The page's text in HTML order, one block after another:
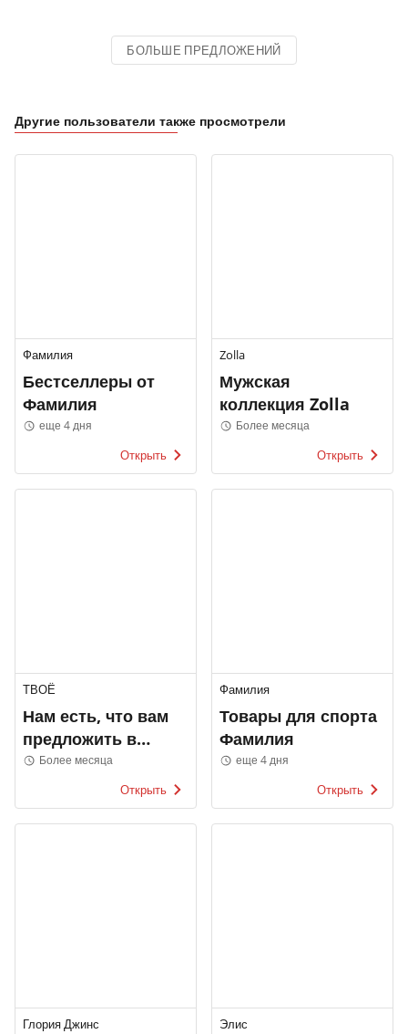
БОЛЬШЕ ПРЕДЛОЖЕНИЙ
Другие пользователи также просмотрели
Фамилия
Бестселлеры от
Фамилия
еще 4 дня
Открыть
Zolla
Мужская
коллекция Zolla
Более месяца
Открыть
ТВОЁ
Нам есть, что вам
предложить в
ТВОЁ
Более месяца
Открыть
Фамилия
Товары для спорта
Фамилия
еще 4 дня
Открыть
Глория Джинс Элис